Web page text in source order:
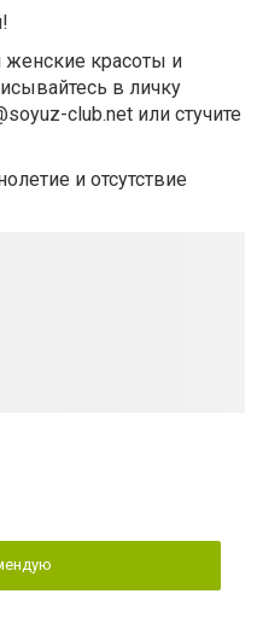
красоты и
в личку
club.net или стучите
и отсутствие